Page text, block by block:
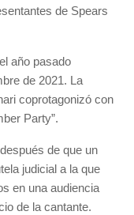
de Spears
año pasado
de 2021. La
coprotagonizó con
Party”.
de que un
judicial a la que
en una audiencia
de la cantante.